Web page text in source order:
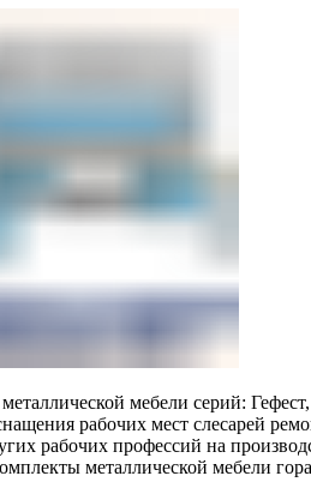
мебели серий:
рабочих мест слесарей
рабочих профессий на
металлической мебели